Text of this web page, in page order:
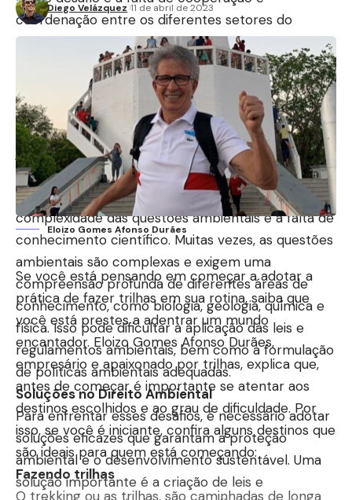
coordenação entre os diferentes setores do
governo e da sociedade. A proteção ambiental
requer uma abordagem integrada e colaborativa,
que envolva diversos atores e interesses. No
entanto, muitas vezes, os diferentes setores têm
objetivos conflitantes e não conseguem trabalhar
juntos de forma eficaz.
Além disso, como explica Bruno Burilli Santos, o
Direito Ambiental enfrenta desafios relacionados à
complexidade das questões ambientais e à falta de
conhecimento científico. Muitas vezes, as questões
ambientais são complexas e exigem uma
compreensão profunda de diferentes áreas de
conhecimento, como biologia, geologia, química e
física. Isso pode dificultar a aplicação das leis e
regulamentos ambientais, bem como a formulação
de políticas ambientais adequadas.
Soluções no Direito Ambiental
Para enfrentar esses desafios, é necessário adotar
soluções eficazes que garantam a proteção
ambiental e o desenvolvimento sustentável. Uma
solução importante é a criação de leis e
Diego Velázquez 11 de abril de 2023
Eloizo Gomes Afonso Durães
Se você está pensando em começar a adotar a
prática de fazer trilhas em sua rotina, saiba que
você está prestes a adentrar um mundo
encantador. Eloizo Gomes Afonso Durães,
empresário e apaixonado por trilhas, explica que,
antes de começar é importante se atentar aos
destinos escolhidos e ao grau de dificuldade. Por
isso, se você é iniciante, confira alguns destinos que
são ideais para quem está começando:
Fazendo trilhas
O trekking ou as trilhas, são caminhadas de longa